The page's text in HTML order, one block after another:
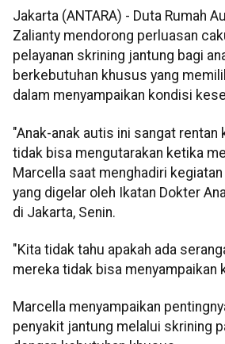
Jakarta (ANTARA) - Duta Rumah
Zalianty mendorong perluasan
pelayanan skrining jantung bagi
berkebutuhan khusus yang
dalam menyampaikan kondisi
"Anak-anak autis ini sangat rentan
tidak bisa mengutarakan ketika
Marcella saat menghadiri
yang digelar oleh Ikatan Dokter
di Jakarta, Senin.
"Kita tidak tahu apakah ada
mereka tidak bisa menyampaikan
Marcella menyampaikan
penyakit jantung melalui skrining